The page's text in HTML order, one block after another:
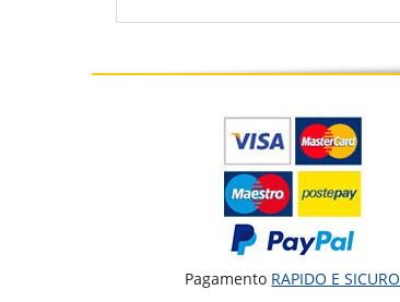
Pagamento RAPIDO E SICURO